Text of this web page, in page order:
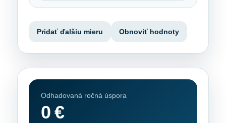
Pridať ďalšiu mieru Obnoviť hodnoty
Odhadovaná ročná úspora
0 €